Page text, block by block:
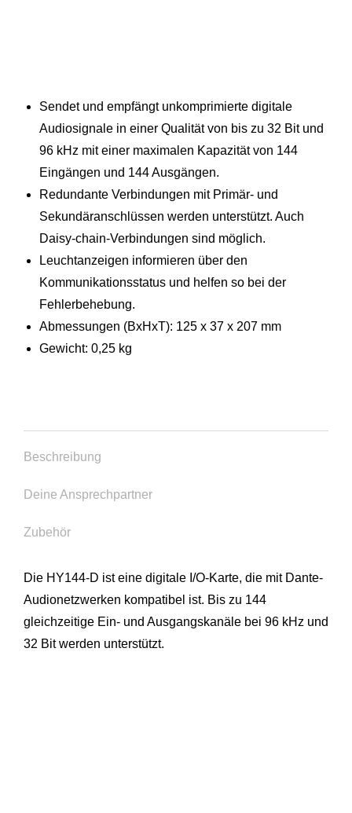
Sendet und empfängt unkomprimierte digitale
Audiosignale in einer Qualität von bis zu 32 Bit und
96 kHz mit einer maximalen Kapazität von 144
Eingängen und 144 Ausgängen.
Redundante Verbindungen mit Primär- und
Sekundäranschlüssen werden unterstützt. Auch
Daisy-chain-Verbindungen sind möglich.
Leuchtanzeigen informieren über den
Kommunikationsstatus und helfen so bei der
Fehlerbehebung.
Abmessungen (BxHxT): 125 x 37 x 207 mm
Gewicht: 0,25 kg
Beschreibung
Deine Ansprechpartner
Zubehör
Die HY144-D ist eine digitale I/O-Karte, die mit Dante-
Audionetzwerken kompatibel ist. Bis zu 144
gleichzeitige Ein- und Ausgangskanäle bei 96 kHz und
32 Bit werden unterstützt.